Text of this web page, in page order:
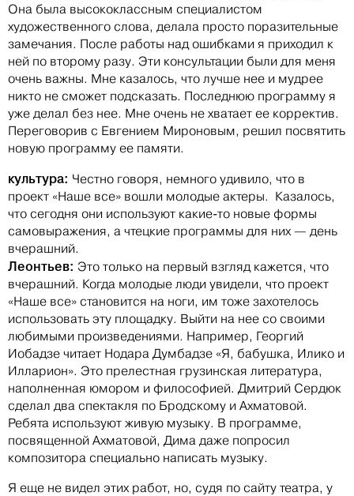
Она была высококлассным специалистом
художественного слова, делала просто поразительные
замечания. После работы над ошибками я приходил к
ней по второму разу. Эти консультации были для меня
очень важны. Мне казалось, что лучше нее и мудрее
никто не сможет подсказать. Последнюю программу я
уже делал без нее. Мне очень не хватает ее корректив.
Переговорив с Евгением Мироновым, решил посвятить
новую программу ее памяти.
культура: Честно говоря, немного удивило, что в
проект «Наше все» вошли молодые актеры. Казалось,
что сегодня они используют какие-то новые формы
самовыражения, а чтецкие программы для них — день
вчерашний.
Леонтьев: Это только на первый взгляд кажется, что
вчерашний. Когда молодые люди увидели, что проект
«Наше все» становится на ноги, им тоже захотелось
использовать эту площадку. Выйти на нее со своими
любимыми произведениями. Например, Георгий
Иобадзе читает Нодара Думбадзе «Я, бабушка, Илико и
Илларион». Это прелестная грузинская литература,
наполненная юмором и философией. Дмитрий Сердюк
сделал два спектакля по Бродскому и Ахматовой.
Ребята используют живую музыку. В программе,
посвященной Ахматовой, Дима даже попросил
композитора специально написать музыку.
Я еще не видел этих работ, но, судя по сайту театра, у